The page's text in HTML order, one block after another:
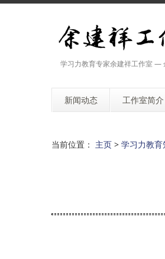
学习力教育专家余建祥工作室 —
新闻动态 工作室简介
当前位置： 主页 > 学习力教育